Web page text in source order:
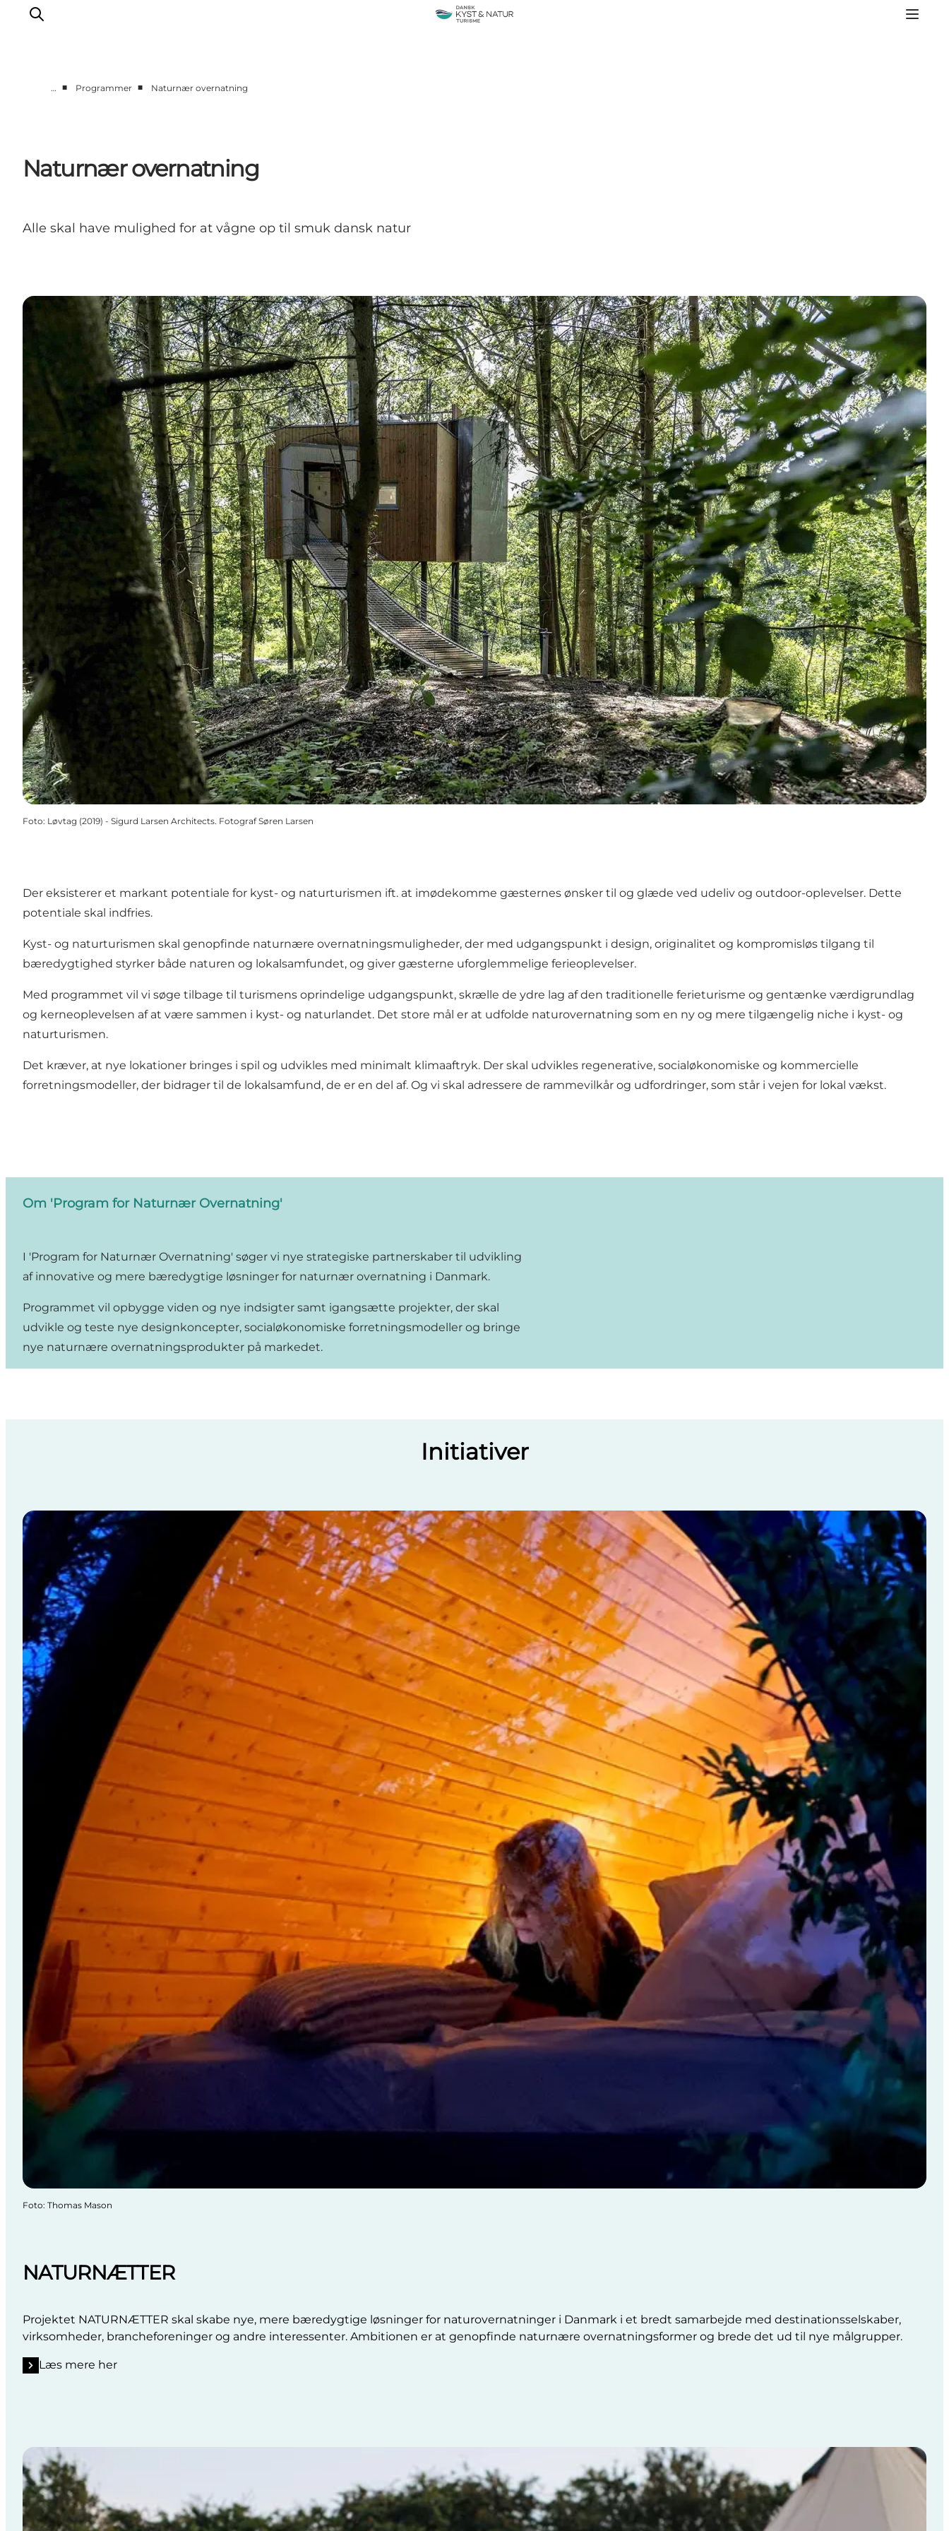
Vidensbank
Om os
… ■ Programmer ■ Naturnær overnatning
Naturnær overnatning
Alle skal have mulighed for at vågne op til smuk dansk natur
Foto: Løvtag (2019) - Sigurd Larsen Architects. Fotograf Søren Larsen
Der eksisterer et markant potentiale for kyst- og naturturismen ift. at imødekomme gæsternes ønsker til og glæde ved udeliv og outdoor-oplevelser. Dette
potentiale skal indfries.
Kyst- og naturturismen skal genopfinde naturnære overnatningsmuligheder, der med udgangspunkt i design, originalitet og kompromisløs tilgang til
bæredygtighed styrker både naturen og lokalsamfundet, og giver gæsterne uforglemmelige ferieoplevelser.
Med programmet vil vi søge tilbage til turismens oprindelige udgangspunkt, skrælle de ydre lag af den traditionelle ferieturisme og gentænke værdigrundlag
og kerneoplevelsen af at være sammen i kyst- og naturlandet. Det store mål er at udfolde naturovernatning som en ny og mere tilgængelig niche i kyst- og
naturturismen.
Det kræver, at nye lokationer bringes i spil og udvikles med minimalt klimaaftryk. Der skal udvikles regenerative, socialøkonomiske og kommercielle
forretningsmodeller, der bidrager til de lokalsamfund, de er en del af. Og vi skal adressere de rammevilkår og udfordringer, som står i vejen for lokal vækst.
Om 'Program for Naturnær Overnatning'
I 'Program for Naturnær Overnatning' søger vi nye strategiske partnerskaber til udvikling
af innovative og mere bæredygtige løsninger for naturnær overnatning i Danmark.
Programmet vil opbygge viden og nye indsigter samt igangsætte projekter, der skal
udvikle og teste nye designkoncepter, socialøkonomiske forretningsmodeller og bringe
nye naturnære overnatningsprodukter på markedet.
Initiativer
Foto: Thomas Mason
NATURNÆTTER
Projektet NATURNÆTTER skal skabe nye, mere bæredygtige løsninger for naturovernatninger i Danmark i et bredt samarbejde med destinationsselskaber,
virksomheder, brancheforeninger og andre interessenter. Ambitionen er at genopfinde naturnære overnatningsformer og brede det ud til nye målgrupper.
Læs mere her